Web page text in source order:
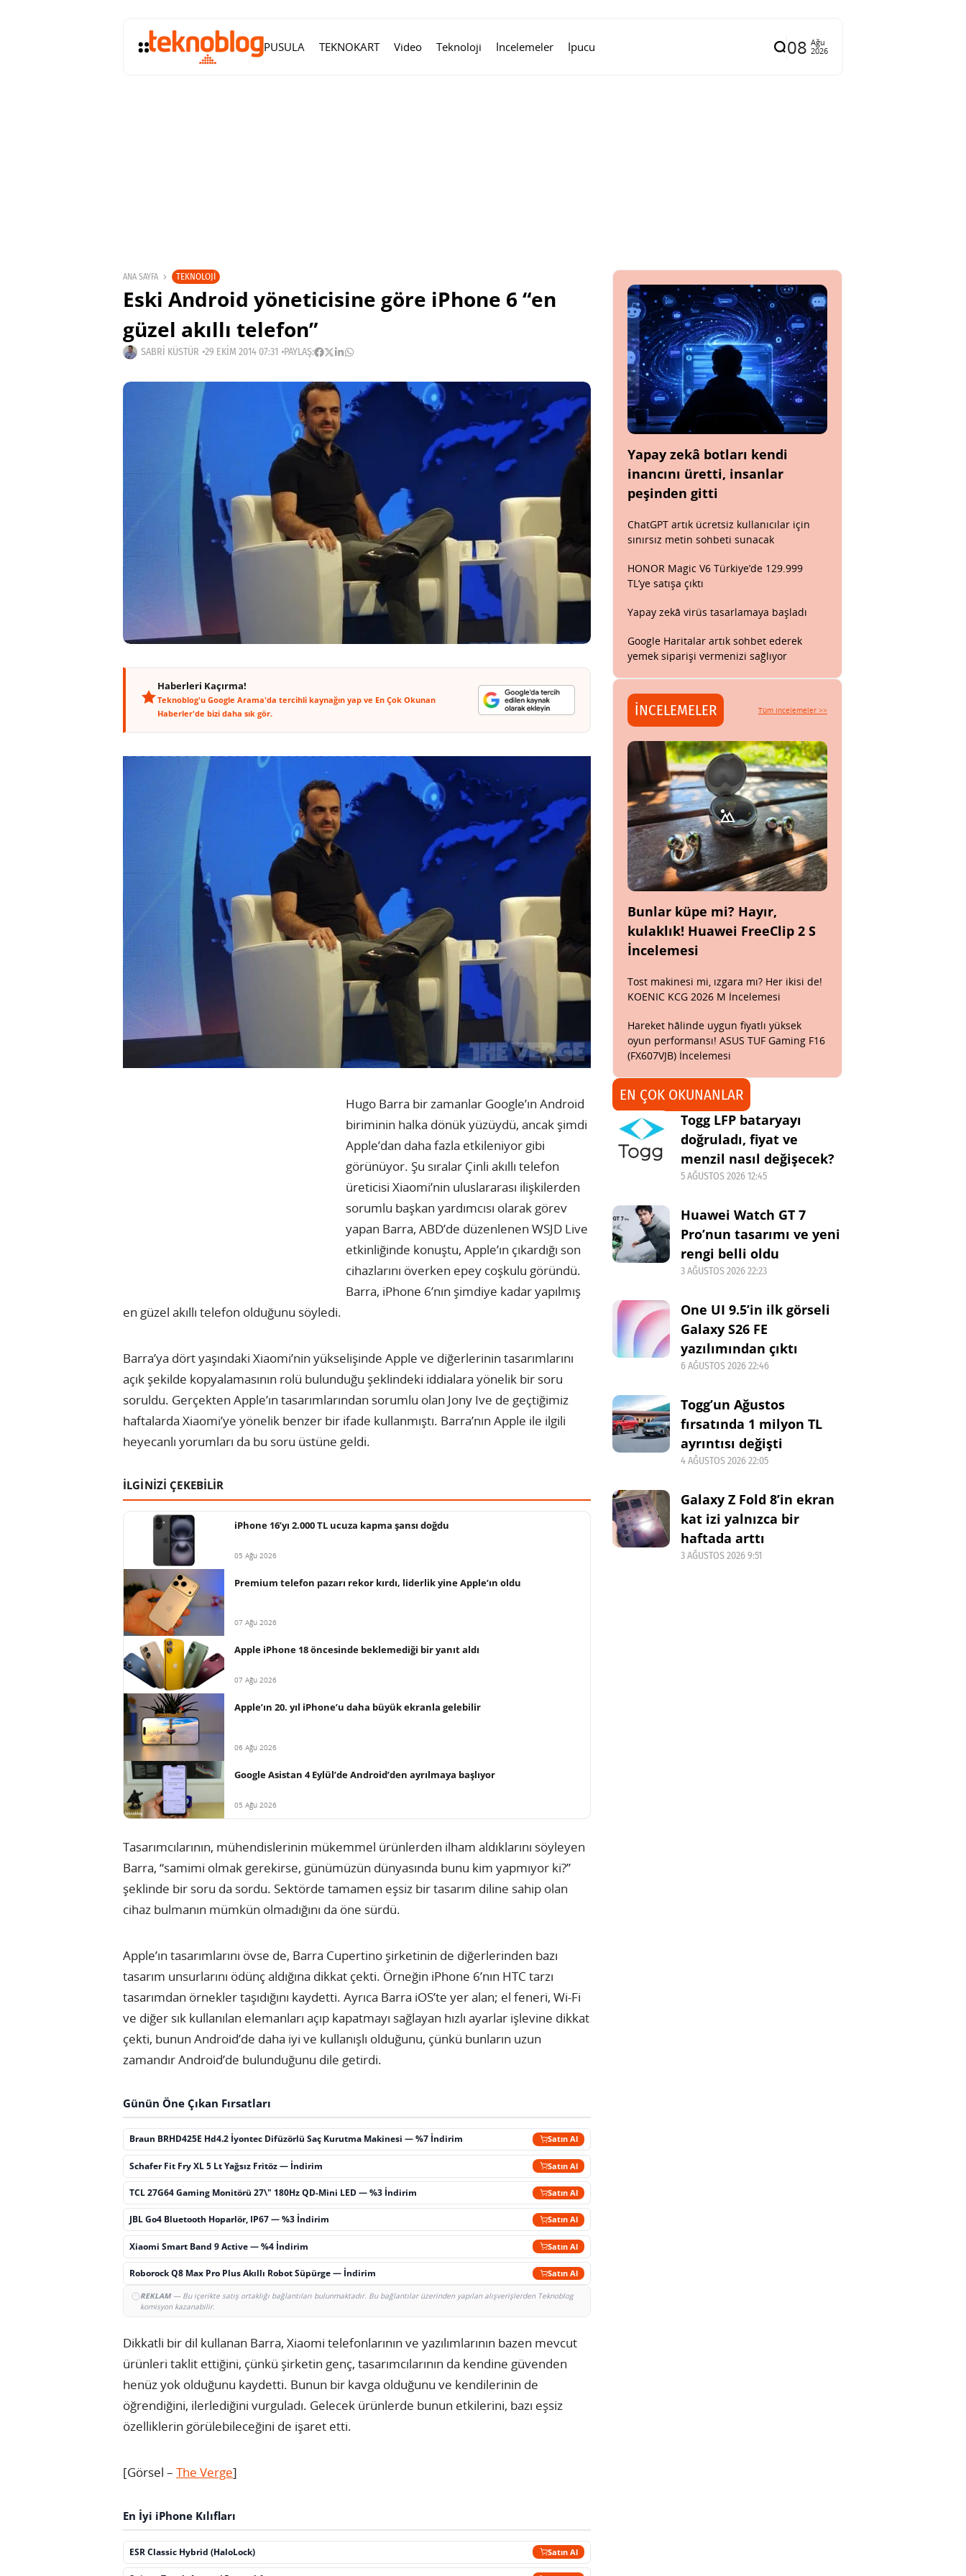
PUSULA TEKNOKART Video Teknoloji İncelemeler İpucu 08 Ağu
2026
ANA SAYFA TEKNOLOJI
Eski Android yöneticisine göre iPhone 6 “en
güzel akıllı telefon”
SABRI KÜSTÜR 29 EKIM 2014 07:31 PAYLAŞ:
Haberleri Kaçırma!
Teknoblog'u Google Arama'da tercihli kaynağın yap ve En Çok Okunan
Haberler'de bizi daha sık gör.
Hugo Barra bir zamanlar Google’ın Android
biriminin halka dönük yüzüydü, ancak şimdi
Apple’dan daha fazla etkileniyor gibi
görünüyor. Şu sıralar Çinli akıllı telefon
üreticisi Xiaomi’nin uluslararası ilişkilerden
sorumlu başkan yardımcısı olarak görev
yapan Barra, ABD’de düzenlenen WSJD Live
etkinliğinde konuştu, Apple’ın çıkardığı son
cihazlarını överken epey coşkulu göründü.
Barra, iPhone 6’nın şimdiye kadar yapılmış
en güzel akıllı telefon olduğunu söyledi.
Barra’ya dört yaşındaki Xiaomi’nin yükselişinde Apple ve diğerlerinin tasarımlarını
açık şekilde kopyalamasının rolü bulunduğu şeklindeki iddialara yönelik bir soru
soruldu. Gerçekten Apple’ın tasarımlarından sorumlu olan Jony Ive de geçtiğimiz
haftalarda Xiaomi’ye yönelik benzer bir ifade kullanmıştı. Barra’nın Apple ile ilgili
heyecanlı yorumları da bu soru üstüne geldi.
İLGİNİZİ ÇEKEBİLİR
iPhone 16’yı 2.000 TL ucuza kapma şansı doğdu
05 Ağu 2026
Premium telefon pazarı rekor kırdı, liderlik yine Apple’ın oldu
07 Ağu 2026
Apple iPhone 18 öncesinde beklemediği bir yanıt aldı
07 Ağu 2026
Apple’ın 20. yıl iPhone’u daha büyük ekranla gelebilir
06 Ağu 2026
Google Asistan 4 Eylül’de Android’den ayrılmaya başlıyor
05 Ağu 2026
Tasarımcılarının, mühendislerinin mükemmel ürünlerden ilham aldıklarını söyleyen
Barra, “samimi olmak gerekirse, günümüzün dünyasında bunu kim yapmıyor ki?”
şeklinde bir soru da sordu. Sektörde tamamen eşsiz bir tasarım diline sahip olan
cihaz bulmanın mümkün olmadığını da öne sürdü.
Apple’ın tasarımlarını övse de, Barra Cupertino şirketinin de diğerlerinden bazı
tasarım unsurlarını ödünç aldığına dikkat çekti. Örneğin iPhone 6’nın HTC tarzı
tasarımdan örnekler taşıdığını kaydetti. Ayrıca Barra iOS’te yer alan; el feneri, Wi-Fi
ve diğer sık kullanılan elemanları açıp kapatmayı sağlayan hızlı ayarlar işlevine dikkat
çekti, bunun Android’de daha iyi ve kullanışlı olduğunu, çünkü bunların uzun
zamandır Android’de bulunduğunu dile getirdi.
Günün Öne Çıkan Fırsatları
Braun BRHD425E Hd4.2 İyontec Difüzörlü Saç Kurutma Makinesi — %7 İndirim Satın Al
Schafer Fit Fry XL 5 Lt Yağsız Fritöz — İndirim Satın Al
TCL 27G64 Gaming Monitörü 27\" 180Hz QD-Mini LED — %3 İndirim Satın Al
JBL Go4 Bluetooth Hoparlör, IP67 — %3 İndirim Satın Al
Xiaomi Smart Band 9 Active — %4 İndirim Satın Al
Roborock Q8 Max Pro Plus Akıllı Robot Süpürge — İndirim Satın Al
REKLAM— Bu içerikte satış ortaklığı bağlantıları bulunmaktadır. Bu bağlantılar üzerinden yapılan alışverişlerden Teknoblog
komisyon kazanabilir.
Dikkatli bir dil kullanan Barra, Xiaomi telefonlarının ve yazılımlarının bazen mevcut
ürünleri taklit ettiğini, çünkü şirketin genç, tasarımcılarının da kendine güvenden
henüz yok olduğunu kaydetti. Bunun bir kavga olduğunu ve kendilerinin de
öğrendiğini, ilerlediğini vurguladı. Gelecek ürünlerde bunun etkilerini, bazı eşsiz
özelliklerin görülebileceğini de işaret etti.
[Görsel – The Verge]
En İyi iPhone Kılıfları
ESR Classic Hybrid (HaloLock) Satın Al
Yapay zekâ botları kendi
inancını üretti, insanlar
peşinden gitti
ChatGPT artık ücretsiz kullanıcılar için
sınırsız metin sohbeti sunacak
HONOR Magic V6 Türkiye’de 129.999
TL’ye satışa çıktı
Yapay zekâ virüs tasarlamaya başladı
Google Haritalar artık sohbet ederek
yemek siparişi vermenizi sağlıyor
İNCELEMELER Tüm incelemeler >>
Bunlar küpe mi? Hayır,
kulaklık! Huawei FreeClip 2 S
İncelemesi
Tost makinesi mi, ızgara mı? Her ikisi de!
KOENIC KCG 2026 M İncelemesi
Hareket hâlinde uygun fiyatlı yüksek
oyun performansı! ASUS TUF Gaming F16
(FX607VJB) İncelemesi
EN ÇOK OKUNANLAR
Togg LFP bataryayı
doğruladı, fiyat ve
menzil nasıl değişecek?
5 AĞUSTOS 2026 12:45
Huawei Watch GT 7
Pro’nun tasarımı ve yeni
rengi belli oldu
3 AĞUSTOS 2026 22:23
One UI 9.5’in ilk görseli
Galaxy S26 FE
yazılımından çıktı
6 AĞUSTOS 2026 22:46
Togg’un Ağustos
fırsatında 1 milyon TL
ayrıntısı değişti
4 AĞUSTOS 2026 22:05
Galaxy Z Fold 8’in ekran
kat izi yalnızca bir
haftada arttı
3 AĞUSTOS 2026 9:51